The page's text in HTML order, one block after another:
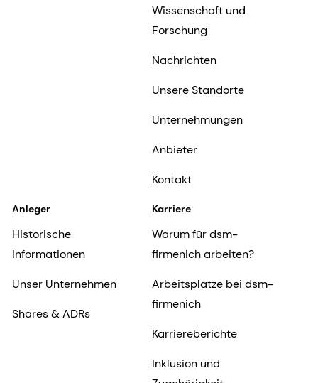
Wissenschaft und
Forschung
Nachrichten
Unsere Standorte
Unternehmungen
Anbieter
Kontakt
Anleger
Historische
Informationen
Unser Unternehmen
Shares & ADRs
Karriere
Warum für dsm-
firmenich arbeiten?
Arbeitsplätze bei dsm-
firmenich
Karriereberichte
Inklusion und